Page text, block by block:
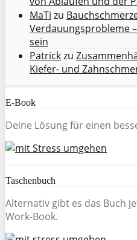
MaTi zu
Verdauungsprobleme
sein
Patrickzu
Kiefer- und
E-Book
Deine Lösung für einen
Taschenbuch
Alternativ gibt es das Buch
Work-Book.